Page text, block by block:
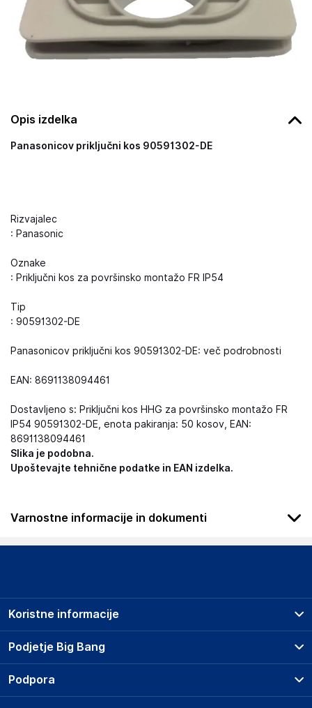
Opis izdelka
Panasonicov priključni kos 90591302-DE
Rizvajalec
: Panasonic
Oznake
: Priključni kos za površinsko montažo FR IP54
Tip
: 90591302-DE
Panasonicov priključni kos 90591302-DE: več podrobnosti
EAN: 8691138094461
Dostavljeno s: Priključni kos HHG za površinsko montažo FR
IP54 90591302-DE, enota pakiranja: 50 kosov, EAN:
8691138094461
Slika je podobna.
Upoštevajte tehnične podatke in EAN izdelka.
Varnostne informacije in dokumenti
Podatki o proizvajalcu
Panasonic Corporation
Minato-ku1, Tokyo 105-8301
Japan
ask.panasonic.safety@eu.panasonic.com
Podjetje Big Bang
O podjetju
Koristne informacije
Prodajna mesta
Storitve
Dostava, vnos in odvoz
Podpora